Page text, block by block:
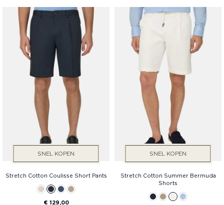
Diensten
Prijs
Geslacht
SNEL KOPEN
Stretch Cotton Coulisse Short Pants
€ 129,00
SNEL KOPEN
Stretch Cotton Summer Bermuda
Shorts